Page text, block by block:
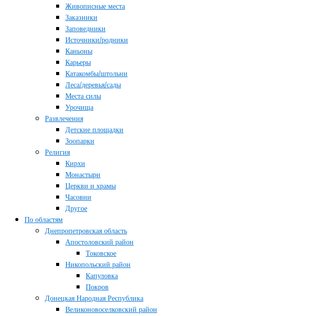
Живописные места
Заказники
Заповедники
Источники/родники
Каньоны
Карьеры
Катакомбы/штольни
Леса/деревья/сады
Места силы
Урочища
Развлечения
Детские площадки
Зоопарки
Религия
Кирхи
Монастыри
Церкви и храмы
Часовни
Другое
По областям
Днепропетровская область
Апостоловский район
Токовское
Никопольский район
Капуловка
Покров
Донецкая Народная Республика
Великоновоселковский район